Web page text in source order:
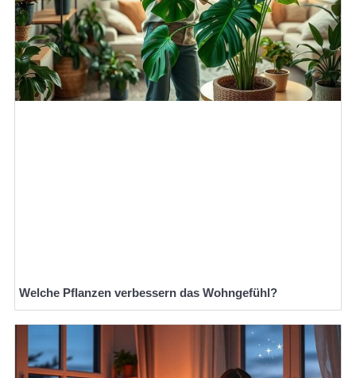
Welche Pflanzen verbessern das Wohngefühl?